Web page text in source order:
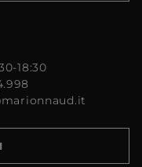
18:30